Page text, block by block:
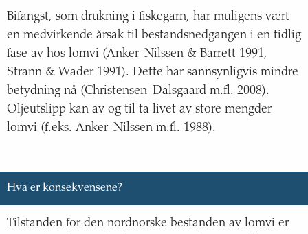
Bifangst, som drukning i fiskegarn, har muligens vært
en medvirkende årsak til bestandsnedgangen i en tidlig
fase av hos lomvi (Anker-Nilssen & Barrett 1991,
Strann & Wader 1991). Dette har sannsynligvis mindre
betydning nå (Christensen-Dalsgaard m.fl. 2008).
Oljeutslipp kan av og til ta livet av store mengder
lomvi (f.eks. Anker-Nilssen m.fl. 1988).
Hva er konsekvensene?
Tilstanden for den nordnorske bestanden av lomvi er